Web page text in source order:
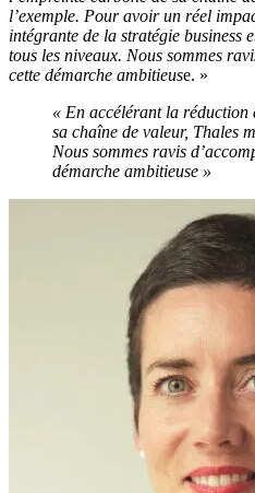
l’exemple. Pour avoir un réel
intégrante de la stratégie business
tous les niveaux. Nous sommes
cette démarche ambitieuse. »
« En accélérant la réduction
sa chaîne de valeur, Thales
Nous sommes ravis
démarche ambitieuse »